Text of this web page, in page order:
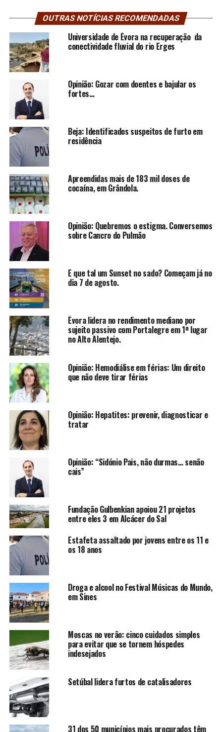
OUTRAS NOTÍCIAS RECOMENDADAS
Universidade de Évora na recuperação da
conectividade fluvial do rio Erges
Opinião: Gozar com doentes e bajular os
fortes…
Beja: Identificados suspeitos de furto em
residência
Apreendidas mais de 183 mil doses de
cocaína, em Grândola.
Opinião: Quebremos o estigma. Conversemos
sobre Cancro do Pulmão
E que tal um Sunset no sado? Começam já no
dia 7 de agosto.
Évora lidera no rendimento mediano por
sujeito passivo com Portalegre em 1º lugar
no Alto Alentejo.
Opinião: Hemodiálise em férias: Um direito
que não deve tirar férias
Opinião: Hepatites: prevenir, diagnosticar e
tratar
Opinião: “Sidónio Pais, não durmas… senão
cais”
Fundação Gulbenkian apoiou 21 projetos
entre eles 3 em Alcácer do Sal
Estafeta assaltado por jovens entre os 11 e
os 18 anos
Droga e alcool no Festival Músicas do Mundo,
em Sines
Moscas no verão: cinco cuidados simples
para evitar que se tornem hóspedes
indesejados
Setúbal lidera furtos de catalisadores
31 dos 50 municípios mais procurados têm